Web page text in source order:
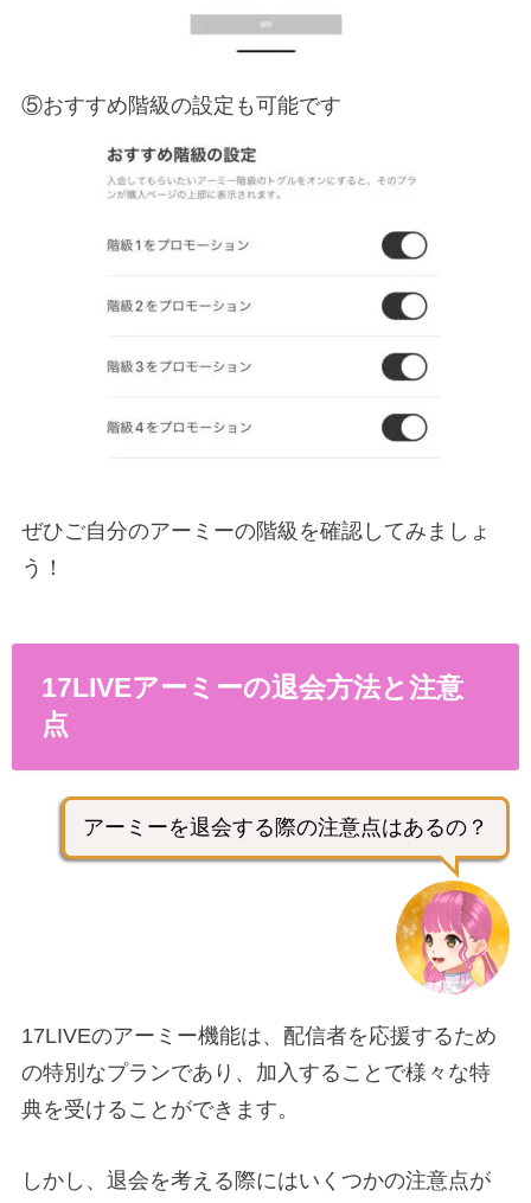
⑤おすすめ階級の設定も可能です
ぜひご自分のアーミーの階級を確認してみましょ
う！
17LIVEアーミーの退会方法と注意
点
アーミーを退会する際の注意点はあるの？
17LIVEのアーミー機能は、配信者を応援するため
の特別なプランであり、加入することで様々な特
典を受けることができます。
しかし、退会を考える際にはいくつかの注意点が